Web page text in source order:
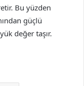
Bu yüzden
güçlü
değer taşır.